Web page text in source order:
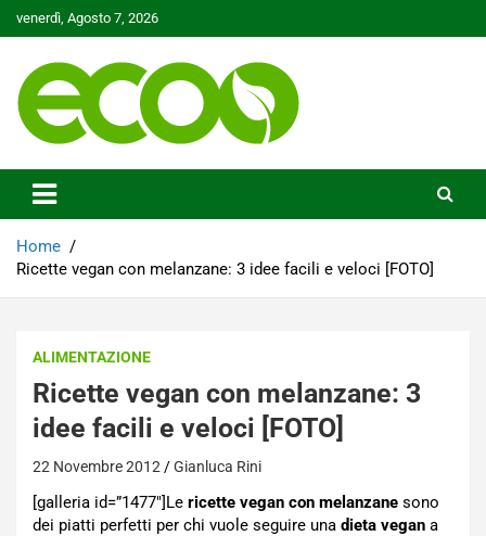
to
venerdì, Agosto 7, 2026
Ecoo.it
Home
Ricette vegan con melanzane: 3 idee facili e veloci [FOTO]
ALIMENTAZIONE
Ricette vegan con melanzane: 3
idee facili e veloci [FOTO]
22 Novembre 2012 Gianluca Rini
[galleria id=”1477″]Le ricette vegan con melanzane sono
dei piatti perfetti per chi vuole seguire una dieta vegan a